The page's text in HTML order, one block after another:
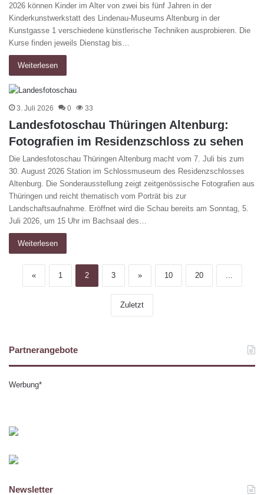
2026 können Kinder im Alter von zwei bis fünf Jahren in der
Kinderkunstwerkstatt des Lindenau-Museums Altenburg in der
Kunstgasse 1 verschiedene künstlerische Techniken ausprobieren. Die
Kurse finden jeweils Dienstag bis…
Weiterlesen
3. Juli 2026 0 33
Landesfotoschau Thüringen Altenburg:
Fotografien im Residenzschloss zu sehen
Die Landesfotoschau Thüringen Altenburg macht vom 7. Juli bis zum
30. August 2026 Station im Schlossmuseum des Residenzschlosses
Altenburg. Die Sonderausstellung zeigt zeitgenössische Fotografien aus
Thüringen und reicht thematisch vom Porträt bis zur
Landschaftsaufnahme. Eröffnet wird die Schau bereits am Sonntag, 5.
Juli 2026, um 15 Uhr im Bachsaal des…
Weiterlesen
« 1 2 3 » 10 20
Zuletzt
Partnerangebote
Werbung*
Newsletter